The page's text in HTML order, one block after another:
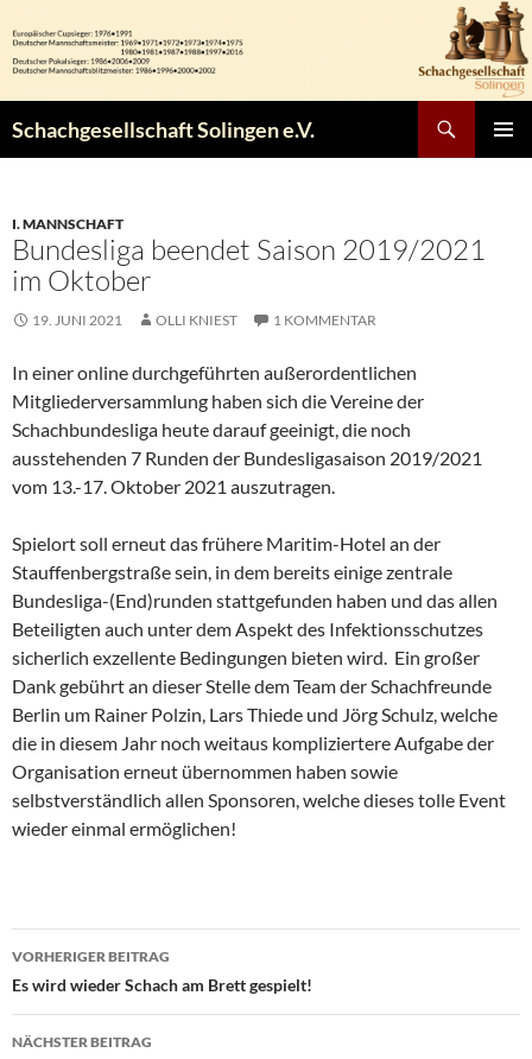
Inhalt
springen
Schachgesellschaft Solingen e.V.
I. MANNSCHAFT
Bundesliga beendet Saison 2019/2021
im Oktober
19. JUNI 2021 OLLI KNIEST 1 KOMMENTAR
In einer online durchgeführten außerordentlichen
Mitgliederversammlung haben sich die Vereine der
Schachbundesliga heute darauf geeinigt, die noch
ausstehenden 7 Runden der Bundesligasaison 2019/2021
vom 13.-17. Oktober 2021 auszutragen.
Spielort soll erneut das frühere Maritim-Hotel an der
Stauffenbergstraße sein, in dem bereits einige zentrale
Bundesliga-(End)runden stattgefunden haben und das allen
Beteiligten auch unter dem Aspekt des Infektionsschutzes
sicherlich exzellente Bedingungen bieten wird. Ein großer
Dank gebührt an dieser Stelle dem Team der Schachfreunde
Berlin um Rainer Polzin, Lars Thiede und Jörg Schulz, welche
die in diesem Jahr noch weitaus kompliziertere Aufgabe der
Organisation erneut übernommen haben sowie
selbstverständlich allen Sponsoren, welche dieses tolle Event
wieder einmal ermöglichen!
Beitragsnavigation
VORHERIGER BEITRAG
Es wird wieder Schach am Brett gespielt!
NÄCHSTER BEITRAG